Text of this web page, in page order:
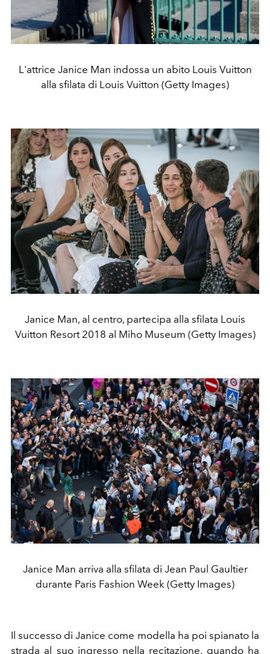
L'attrice Janice Man indossa un abito Louis Vuitton
alla sfilata di Louis Vuitton (Getty Images)
Janice Man, al centro, partecipa alla sfilata Louis
Vuitton Resort 2018 al Miho Museum (Getty Images)
Janice Man arriva alla sfilata di Jean Paul Gaultier
durante Paris Fashion Week (Getty Images)
Il successo di Janice come modella ha poi spianato la
strada al suo ingresso nella recitazione, quando ha